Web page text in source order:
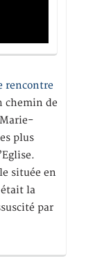
rencontre
chemin de
plus
située en
était la
par